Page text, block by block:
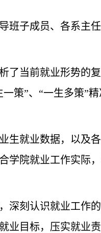
班子成员、各系主
了当前就业形势的
策”、“一生多策”
生就业数据，以及
学院就业工作实际
深刻认识就业工作
业目标，压实就业